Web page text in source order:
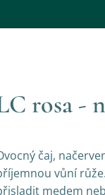
rosa -
čaj,
vůní
medem